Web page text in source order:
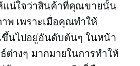
แน่ใจว่าสินค้าที่คุณขายนั้น
พ เพราะเมื่อคุณทำให้
ไปอยู่อันดับต้นๆ ในหน้า
ต่างๆ มากมายในการทำให้